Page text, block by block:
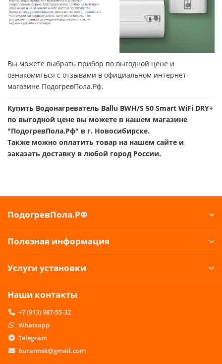
Вы можете выбрать прибор по выгодной цене и
ознакомиться с отзывами в официальном интернет-
магазине ПодогревПола.Рф.
Купить Водонагреватель Ballu BWH/S 50 Smart WiFi DRY+
по выгодной цене вы можете в нашем магазине
"ПодогревПола.Рф" в г. Новосибирске.
Также можно оплатить товар на нашем сайте и
заказать доставку в любой город России.
ПодогревПола.РФ
Полезная информация
Услуги установки
Наши контакты
+7 (913) 987-55-32
Whatsapp
Telegram
burannsk@gmail.com